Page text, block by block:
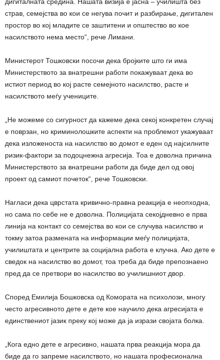
дигиталната средина. Нашата визија е јасна – училишта без
страв, семејства во кои се негува почит и разбирање, дигитален
простор во кој младите се заштитени и општество во кое
насилството нема место“, рече Лимани.
Министерот Тошковски посочи дека бројките што ги има
Министерството за внатрешни работи покажуваат дека во
истиот период во кој расте семејното насилство, расте и
насилството меѓу учениците.
„Не можеме со сигурност да кажеме дека секој конкретен случај
е поврзан, но криминолошките аспекти на проблемот укажуваат
дека изложеноста на насилство во домот е еден од најсилните
ризик-фактори за подоцнежна агресија. Тоа е доволна причина
Министерството за внатрешни работи да биде дел од овој
проект од самиот почеток“, рече Тошковски.
Нагласи дека цврстата кривично-правна реакција е неопходна,
но сама по себе не е доволна. Полицијата секојдневно е прва
линија на контакт со семејства во кои се случува насилство и
токму затоа размената на информации меѓу полицијата,
училиштата и центрите за социјална работа е клучна. Ако дете е
сведок на насилство во домот, тоа треба да биде препознаено
пред да се претвори во насилство во училишниот двор.
Според Емилија Бошковска од Комората на психолози, многу
често агресивното дете е дете кое научило дека агресијата е
единствениот јазик преку кој може да ја изрази својата болка.
„Кога едно дете е агресивно, нашата прва реакција мора да
биде да го запреме насилството, но нашата професионална